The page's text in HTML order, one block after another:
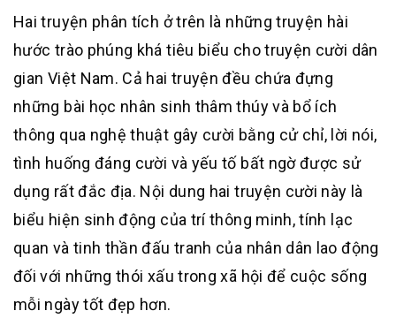
Hai truyện phân tích ở trên là những truyện hài
hước trào phúng khá tiêu biểu cho truyện cười dân
gian Việt Nam. Cả hai truyện đều chứa đựng
những bài học nhân sinh thâm thúy và bổ ích
thông qua nghệ thuật gây cười bằng cử chỉ, lời nói,
tình huống đáng cười và yếu tố bất ngờ được sử
dụng rất đắc địa. Nội dung hai truyện cười này là
biểu hiện sinh động của trí thông minh, tính lạc
quan và tinh thần đấu tranh của nhân dân lao động
đối với những thói xấu trong xã hội để cuộc sống
mỗi ngày tốt đẹp hơn.